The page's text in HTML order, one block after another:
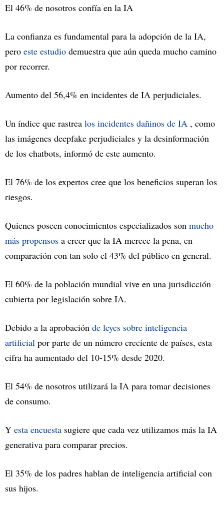
El 46% de nosotros confía en la IA
La confianza es fundamental para la adopción de la IA,
pero este estudio demuestra que aún queda mucho camino
por recorrer.
Aumento del 56,4% en incidentes de IA perjudiciales.
Un índice que rastrea los incidentes dañinos de IA , como
las imágenes deepfake perjudiciales y la desinformación
de los chatbots, informó de este aumento.
El 76% de los expertos cree que los beneficios superan los
riesgos.
Quienes poseen conocimientos especializados son mucho
más propensos a creer que la IA merece la pena, en
comparación con tan solo el 43% del público en general.
El 60% de la población mundial vive en una jurisdicción
cubierta por legislación sobre IA.
Debido a la aprobación de leyes sobre inteligencia
artificial por parte de un número creciente de países, esta
cifra ha aumentado del 10-15% desde 2020.
El 54% de nosotros utilizará la IA para tomar decisiones
de consumo.
Y esta encuesta sugiere que cada vez utilizamos más la IA
generativa para comparar precios.
El 35% de los padres hablan de inteligencia artificial con
sus hijos.